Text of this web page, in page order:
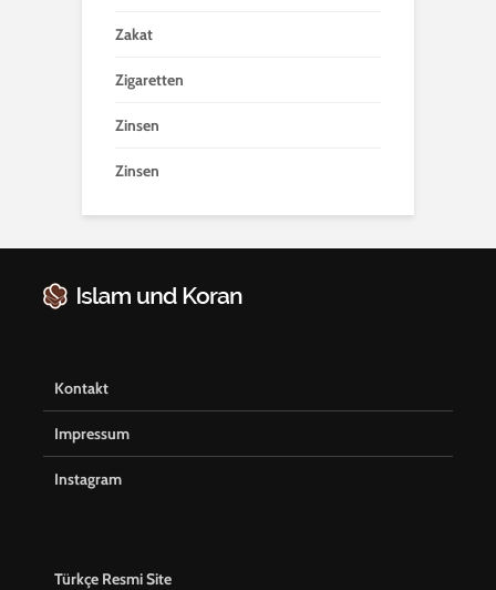
Zakat
Zigaretten
Zinsen
Zinsen
Kontakt
Impressum
Instagram
Türkçe Resmi Site